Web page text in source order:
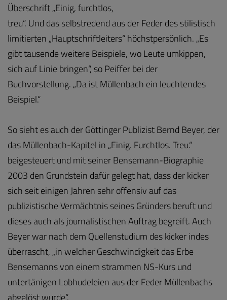
Überschrift „Einig, furchtlos,
treu“. Und das selbstredend aus der Feder des stilistisch
limitierten „Hauptschriftleiters“ höchstpersönlich. „Es
gibt tausende weitere Beispiele, wo Leute umkippen,
sich auf Linie bringen“, so Peiffer bei der
Buchvorstellung. „Da ist Müllenbach ein leuchtendes
Beispiel.“
So sieht es auch der Göttinger Publizist Bernd Beyer, der
das Müllenbach-Kapitel in „Einig. Furchtlos. Treu.“
beigesteuert und mit seiner Bensemann-Biographie
2003 den Grundstein dafür gelegt hat, dass der kicker
sich seit einigen Jahren sehr offensiv auf das
publizistische Vermächtnis seines Gründers beruft und
dieses auch als journalistischen Auftrag begreift. Auch
Beyer war nach dem Quellenstudium des kicker indes
überrascht, „in welcher Geschwindigkeit das Erbe
Bensemanns von einem strammen NS-Kurs und
untertänigen Lobhudeleien aus der Feder Müllenbachs
abgelöst wurde“.